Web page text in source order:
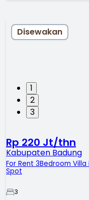
1
2
3
Disewakan
Rp 220 Jt/thn
Kabupaten Badung
For Rent 3Bedroom
Spot
3